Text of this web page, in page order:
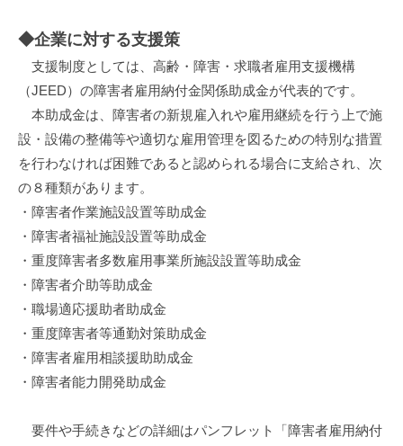
◆企業に対する支援策
支援制度としては、高齢・障害・求職者雇用支援機構
（JEED）の障害者雇用納付金関係助成金が代表的です。
本助成金は、障害者の新規雇入れや雇用継続を行う上で施
設・設備の整備等や適切な雇用管理を図るための特別な措置
を行わなければ困難であると認められる場合に支給され、次
の８種類があります。
・障害者作業施設設置等助成金
・障害者福祉施設設置等助成金
・重度障害者多数雇用事業所施設設置等助成金
・障害者介助等助成金
・職場適応援助者助成金
・重度障害者等通勤対策助成金
・障害者雇用相談援助助成金
・障害者能力開発助成金
要件や手続きなどの詳細はパンフレット「障害者雇用納付